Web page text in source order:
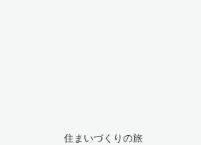
住まいづくりの旅